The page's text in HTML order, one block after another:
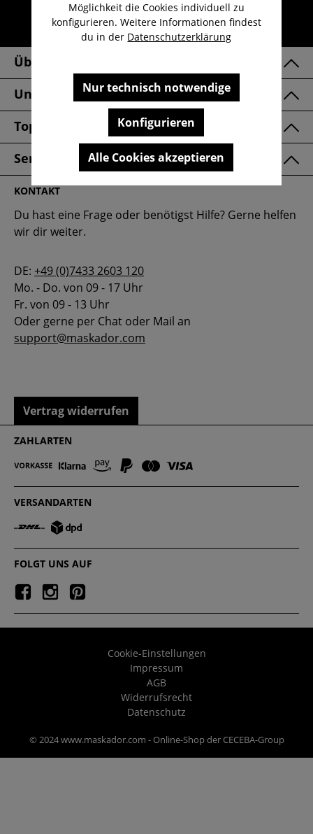
Lieferzeit 1-3 Werktage
30 Tage kostenlose Retoure
Über Uns
Unsere Marken
Top Kategorien
Service & FAQ
KONTAKT
Du hast eine Frage oder benötigst Hilfe? Gerne helfen
wir dir weiter.
DE: +49 (0)7433 2603 120
Mo. - Do. von 09 - 17 Uhr
Fr. von 09 - 13 Uhr
Oder gerne per Chat oder Mail an
support@maskador.com
Vertrag widerrufen
ZAHLARTEN
VERSANDARTEN
FOLGT UNS AUF
Cookie-Einstellungen
Impressum
AGB
Widerrufsrecht
Datenschutz
© 2024 www.maskador.com - Online-Shop der CECEBA-Group
Möglichkeit die Cookies individuell zu
konfigurieren. Weitere Informationen findest
du in der Datenschutzerklärung
Nur technisch notwendige
Konfigurieren
Alle Cookies akzeptieren